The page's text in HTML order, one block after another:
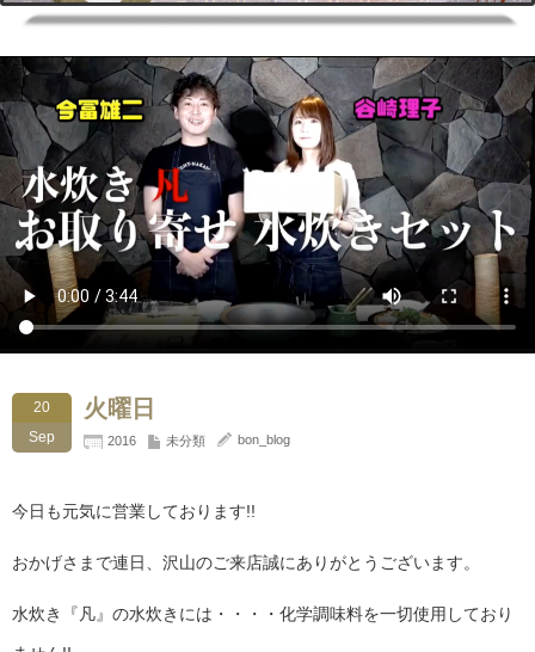
20
Sep
火曜日
2016 未分類 bon_blog
今日も元気に営業しております!!
おかげさまで連日、沢山のご来店誠にありがとうございます。
水炊き『凡』の水炊きには・・・・化学調味料を一切使用しており